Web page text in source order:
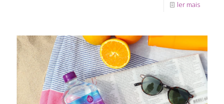
ler mais